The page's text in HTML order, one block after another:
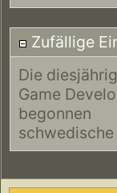
Zufällige
Die
Game
begonnen